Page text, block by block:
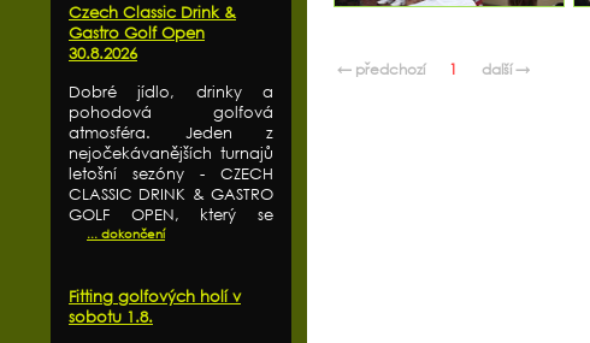
Czech Classic Drink &
Gastro Golf Open
30.8.2026
Dobré jídlo, drinky a
pohodová golfová
atmosféra. Jeden z
nejočekávanějších turnajů
letošní sezóny - CZECH
CLASSIC DRINK & GASTRO
GOLF OPEN, který se
... dokončení
Fitting golfových holí v
sobotu 1.8.
← předchozí 1 další →